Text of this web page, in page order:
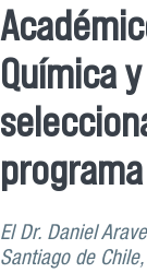
Química
El Dr. Daniel
Santiago de